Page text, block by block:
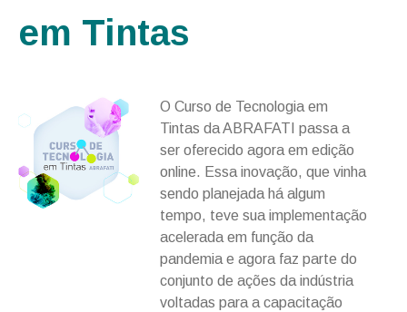
em Tintas
O Curso de Tecnologia em
Tintas da ABRAFATI passa a
ser oferecido agora em edição
online. Essa inovação, que vinha
sendo planejada há algum
tempo, teve sua implementação
acelerada em função da
pandemia e agora faz parte do
conjunto de ações da indústria
voltadas para a capacitação